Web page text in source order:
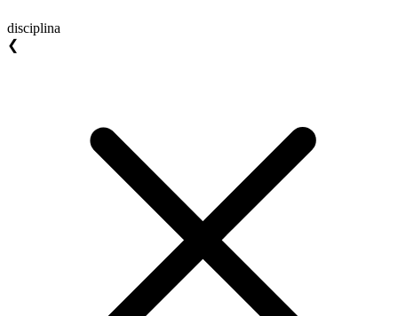
disciplina
❮